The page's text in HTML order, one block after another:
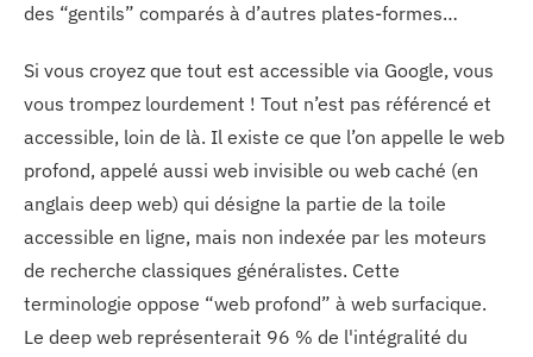
des “gentils” comparés à d’autres plates-formes…
Si vous croyez que tout est accessible via Google, vous
vous trompez lourdement ! Tout n’est pas référencé et
accessible, loin de là. Il existe ce que l’on appelle le web
profond, appelé aussi web invisible ou web caché (en
anglais deep web) qui désigne la partie de la toile
accessible en ligne, mais non indexée par les moteurs
de recherche classiques généralistes. Cette
terminologie oppose “web profond” à web surfacique.
Le deep web représenterait 96 % de l'intégralité du